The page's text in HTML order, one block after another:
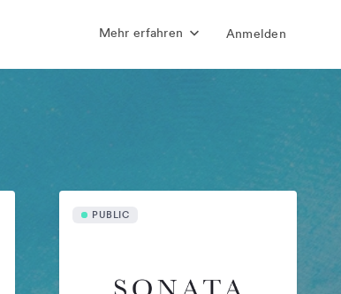
Mehr erfahren Anmelden
PUBLIC